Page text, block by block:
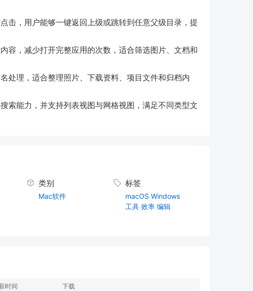
击，用户能够一键返回上级或跳转到任意父级目录，提
容，减少打开完整应用的次数，适合筛选图片、文档和
处理，适合整理照片、下载资料、项目文件和归档内
索能力，并支持列表视图与网格视图，满足不同类型文
类别
Mac软件
标签
macOS Windows
工具 效率 编辑
时间 下载